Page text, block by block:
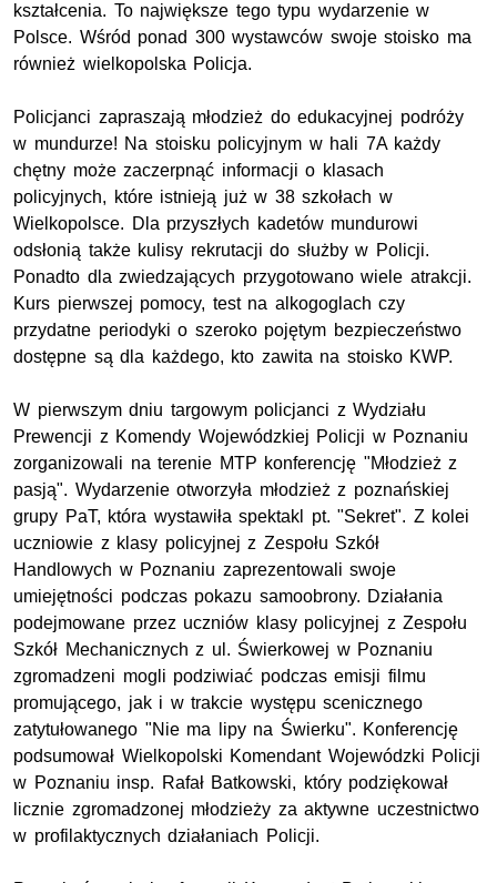
kształcenia. To największe tego typu wydarzenie w
Polsce. Wśród ponad 300 wystawców swoje stoisko ma
również wielkopolska Policja.
Policjanci zapraszają młodzież do edukacyjnej podróży
w mundurze! Na stoisku policyjnym w hali 7A każdy
chętny może zaczerpnąć informacji o klasach
policyjnych, które istnieją już w 38 szkołach w
Wielkopolsce. Dla przyszłych kadetów mundurowi
odsłonią także kulisy rekrutacji do służby w Policji.
Ponadto dla zwiedzających przygotowano wiele atrakcji.
Kurs pierwszej pomocy, test na alkogoglach czy
przydatne periodyki o szeroko pojętym bezpieczeństwo
dostępne są dla każdego, kto zawita na stoisko KWP.
W pierwszym dniu targowym policjanci z Wydziału
Prewencji z Komendy Wojewódzkiej Policji w Poznaniu
zorganizowali na terenie MTP konferencję "Młodzież z
pasją". Wydarzenie otworzyła młodzież z poznańskiej
grupy PaT, która wystawiła spektakl pt. "Sekret". Z kolei
uczniowie z klasy policyjnej z Zespołu Szkół
Handlowych w Poznaniu zaprezentowali swoje
umiejętności podczas pokazu samoobrony. Działania
podejmowane przez uczniów klasy policyjnej z Zespołu
Szkół Mechanicznych z ul. Świerkowej w Poznaniu
zgromadzeni mogli podziwiać podczas emisji filmu
promującego, jak i w trakcie występu scenicznego
zatytułowanego "Nie ma lipy na Świerku". Konferencję
podsumował Wielkopolski Komendant Wojewódzki Policji
w Poznaniu insp. Rafał Batkowski, który podziękował
licznie zgromadzonej młodzieży za aktywne uczestnictwo
w profilaktycznych działaniach Policji.